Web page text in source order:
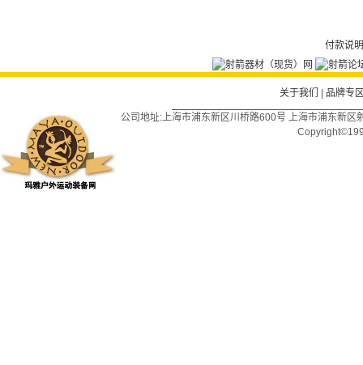
付款说明
关于我们 品牌专
公司地址:上海市浦东新区川桥路600号 上海市浦东新区